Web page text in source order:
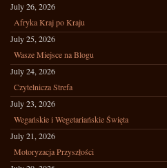
July 26, 2026
Afryka Kraj po Kraju
July 25, 2026
Wasze Miejsce na Blogu
July 24, 2026
Czytelnicza Strefa
July 23, 2026
Wegańskie i Wegetariańskie Święta
July 21, 2026
Motoryzacja Przyszłości